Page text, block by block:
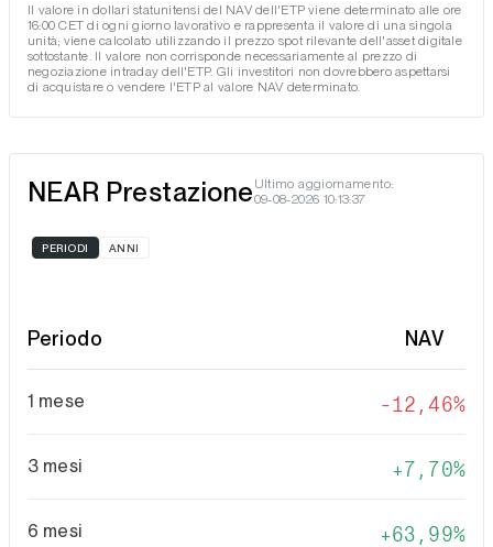
Il valore in dollari statunitensi del NAV dell'ETP viene determinato alle ore
16:00 CET di ogni giorno lavorativo e rappresenta il valore di una singola
unità; viene calcolato utilizzando il prezzo spot rilevante dell'asset digitale
sottostante. Il valore non corrisponde necessariamente al prezzo di
negoziazione intraday dell'ETP. Gli investitori non dovrebbero aspettarsi
di acquistare o vendere l'ETP al valore NAV determinato.
NEAR Prestazione Ultimo aggiornamento:
09-08-2026 10:13:37
PERIODI ANNI
Periodo NAV
1 mese -12,46%
3 mesi 7,70%
6 mesi 63,99%